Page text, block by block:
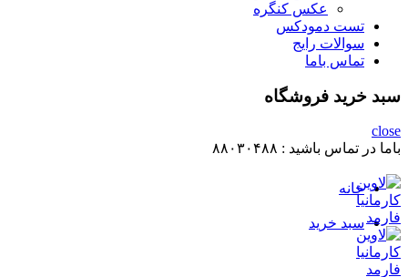
عکس کنگره
تست دمودکس
سوالات رایج
تماس باما
سبد خرید فروشگاه
close
باما در تماس باشید : ۸۸۰۳۰۴۸۸
خانه
سبد خرید